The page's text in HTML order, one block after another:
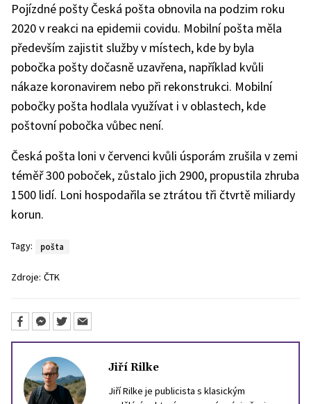
Pojízdné pošty Česká pošta obnovila na podzim roku
2020 v reakci na epidemii covidu. Mobilní pošta měla
především zajistit služby v místech, kde by byla
pobočka pošty dočasně uzavřena, například kvůli
nákaze koronavirem nebo při rekonstrukci. Mobilní
pobočky pošta hodlala využívat i v oblastech, kde
poštovní pobočka vůbec není.
Česká pošta loni v červenci kvůli úsporám zrušila v zemi
téměř 300 poboček, zůstalo jich 2900, propustila zhruba
1500 lidí. Loni hospodařila se ztrátou tři čtvrtě miliardy
korun.
Tagy: pošta
Zdroje: ČTK
Jiří Rilke
Jiří Rilke je publicista s klasickým